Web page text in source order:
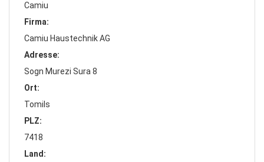
Camiu
Firma
Camiu Haustechnik AG
Adresse
Sogn Murezi Sura 8
Ort
Tomils
PLZ
7418
Land